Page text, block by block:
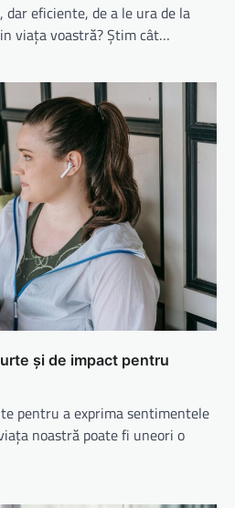
eficiente, de a le ura de la
viața voastră? Știm cât…
și de impact pentru
pentru a exprima sentimentele
noastră poate fi uneori o